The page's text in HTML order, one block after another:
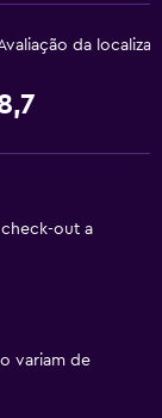
da
out a
variam de